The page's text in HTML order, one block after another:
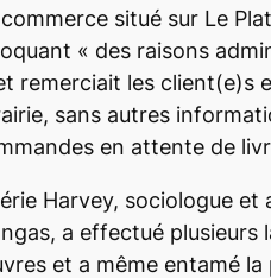
situé sur Le
« des raisons
remerciait les client(e)s
sans autres
en attente de
Harvey, sociologue et
a effectué plusieurs
et a même entamé la